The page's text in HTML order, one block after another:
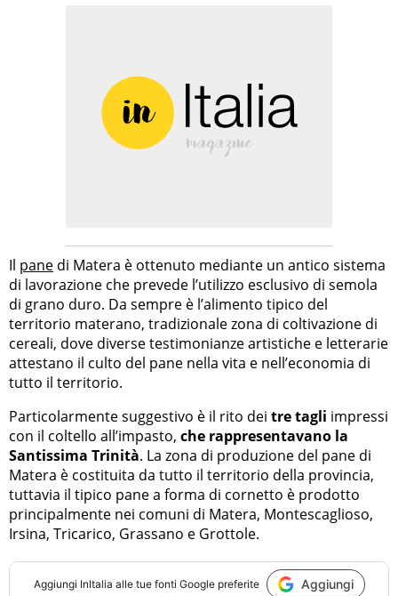
Il pane di Matera è ottenuto mediante un antico sistema
di lavorazione che prevede l’utilizzo esclusivo di semola
di grano duro. Da sempre è l’alimento tipico del
territorio materano, tradizionale zona di coltivazione di
cereali, dove diverse testimonianze artistiche e letterarie
attestano il culto del pane nella vita e nell’economia di
tutto il territorio.
Particolarmente suggestivo è il rito dei tre tagli impressi
con il coltello all’impasto, che rappresentavano la
Santissima Trinità. La zona di produzione del pane di
Matera è costituita da tutto il territorio della provincia,
tuttavia il tipico pane a forma di cornetto è prodotto
principalmente nei comuni di Matera, Montescaglioso,
Irsina, Tricarico, Grassano e Grottole.
Aggiungi InItalia alle tue fonti Google preferite Aggiungi